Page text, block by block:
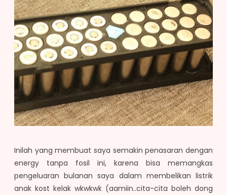
Inilah yang membuat saya semakin penasaran dengan
energy tanpa fosil ini, karena bisa memangkas
pengeluaran bulanan saya dalam membelikan listrik
anak kost kelak wkwkwk (aamiin..cita-cita boleh dong